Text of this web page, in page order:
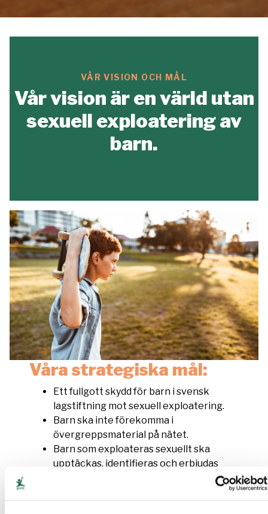
VÅR VISION OCH MÅL
Vår vision är en värld utan
sexuell exploatering av
barn.
Våra strategiska mål:
Ett fullgott skydd för barn i svensk
lagstiftning mot sexuell exploatering.
Barn ska inte förekomma i
övergreppsmaterial på nätet.
Barn som exploateras sexuellt ska
upptäckas, identifieras och erbjudas
Barn, föräldrar och professionella ska ha